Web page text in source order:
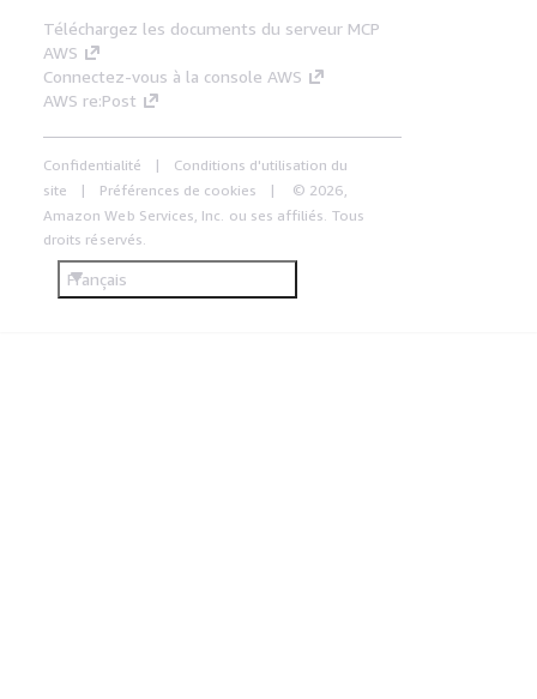
Téléchargez les documents du serveur MCP
AWS
Connectez-vous à la console AWS
AWS re:Post
Confidentialité
Conditions d'utilisation du
site
Préférences de cookies
© 2026,
Amazon Web Services, Inc. ou ses affiliés. Tous
droits réservés.
Français